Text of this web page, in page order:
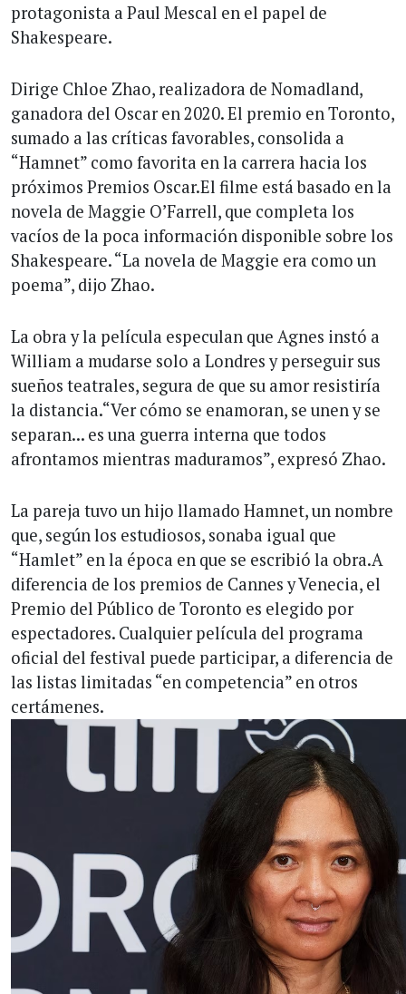
protagonista a Paul Mescal en el papel de
Shakespeare.
Dirige Chloe Zhao, realizadora de Nomadland,
ganadora del Oscar en 2020. El premio en Toronto,
sumado a las críticas favorables, consolida a
“Hamnet” como favorita en la carrera hacia los
próximos Premios Oscar.El filme está basado en la
novela de Maggie O’Farrell, que completa los
vacíos de la poca información disponible sobre los
Shakespeare. “La novela de Maggie era como un
poema”, dijo Zhao.
La obra y la película especulan que Agnes instó a
William a mudarse solo a Londres y perseguir sus
sueños teatrales, segura de que su amor resistiría
la distancia.“Ver cómo se enamoran, se unen y se
separan... es una guerra interna que todos
afrontamos mientras maduramos”, expresó Zhao.
La pareja tuvo un hijo llamado Hamnet, un nombre
que, según los estudiosos, sonaba igual que
“Hamlet” en la época en que se escribió la obra.A
diferencia de los premios de Cannes y Venecia, el
Premio del Público de Toronto es elegido por
espectadores. Cualquier película del programa
oficial del festival puede participar, a diferencia de
las listas limitadas “en competencia” en otros
certámenes.